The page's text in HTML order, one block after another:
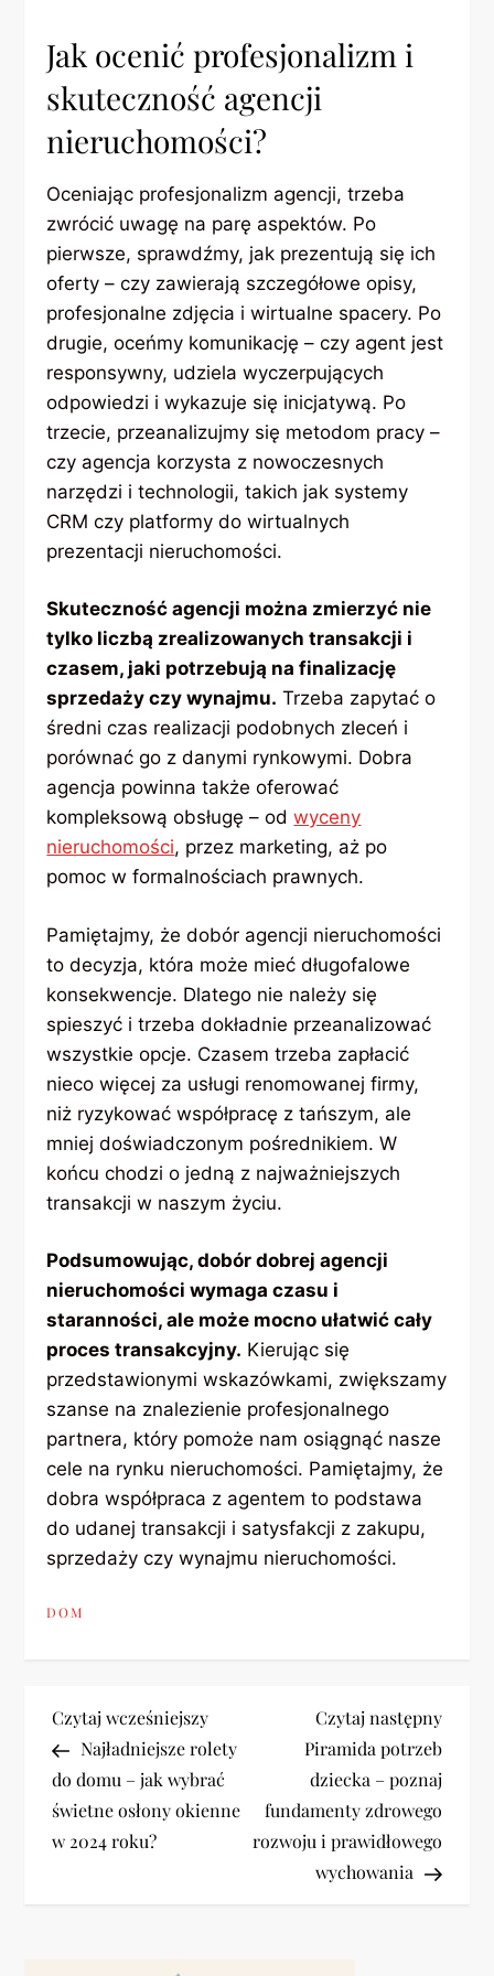
Jak ocenić profesjonalizm i
skuteczność agencji
nieruchomości?
Oceniając profesjonalizm agencji, trzeba
zwrócić uwagę na parę aspektów. Po
pierwsze, sprawdźmy, jak prezentują się ich
oferty – czy zawierają szczegółowe opisy,
profesjonalne zdjęcia i wirtualne spacery. Po
drugie, oceńmy komunikację – czy agent jest
responsywny, udziela wyczerpujących
odpowiedzi i wykazuje się inicjatywą. Po
trzecie, przeanalizujmy się metodom pracy –
czy agencja korzysta z nowoczesnych
narzędzi i technologii, takich jak systemy
CRM czy platformy do wirtualnych
prezentacji nieruchomości.
Skuteczność agencji można zmierzyć nie
tylko liczbą zrealizowanych transakcji i
czasem, jaki potrzebują na finalizację
sprzedaży czy wynajmu. Trzeba zapytać o
średni czas realizacji podobnych zleceń i
porównać go z danymi rynkowymi. Dobra
agencja powinna także oferować
kompleksową obsługę – odwyceny
nieruchomości, przez marketing, aż po
pomoc w formalnościach prawnych.
Pamiętajmy, że dobór agencji nieruchomości
to decyzja, która może mieć długofalowe
konsekwencje. Dlatego nie należy się
spieszyć i trzeba dokładnie przeanalizować
wszystkie opcje. Czasem trzeba zapłacić
nieco więcej za usługi renomowanej firmy,
niż ryzykować współpracę z tańszym, ale
mniej doświadczonym pośrednikiem. W
końcu chodzi o jedną z najważniejszych
transakcji w naszym życiu.
Podsumowując, dobór dobrej agencji
nieruchomości wymaga czasu i
staranności, ale może mocno ułatwić cały
proces transakcyjny. Kierując się
przedstawionymi wskazówkami, zwiększamy
szanse na znalezienie profesjonalnego
partnera, który pomoże nam osiągnąć nasze
cele na rynku nieruchomości. Pamiętajmy, że
dobra współpraca z agentem to podstawa
do udanej transakcji i satysfakcji z zakupu,
sprzedaży czy wynajmu nieruchomości.
DOM
N
a
w
Previous
Post
Czytaj wcześniejszy
Najładniejsze rolety
do domu – jak wybrać
świetne osłony okienne
w 2024 roku?
Next
Post
Czytaj następny
Piramida potrzeb
dziecka – poznaj
fundamenty zdrowego
rozwoju i prawidłowego
wychowania